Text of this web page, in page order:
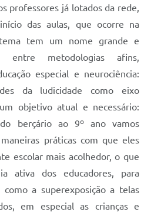
professores já lotados da rede,
das aulas, que ocorre na
tem um nome grande e
entre metodologias afins,
especial e neurociência:
da ludicidade como eixo
objetivo atual e necessário:
berçário ao 9º ano vamos
práticas com que eles
escolar mais acolhedor, o que
ativa dos educadores, para
a superexposição a telas
em especial as crianças e